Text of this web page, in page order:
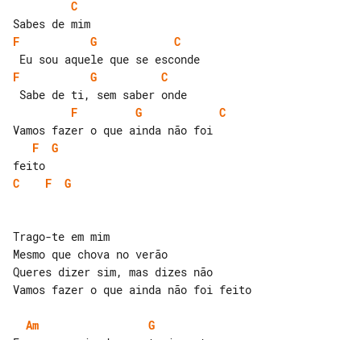
C
F
G
C
F
G
C
F
G
C
F
G
C
F G
Trago-te em mim
Mesmo que chova no verão
Queres dizer sim, mas dizes não
Vamos fazer o que ainda não foi feito
Am
G